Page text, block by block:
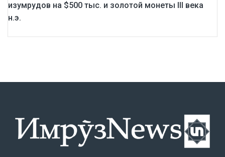
изумрудов на $500 тыс. и золотой монеты III века
н.э.